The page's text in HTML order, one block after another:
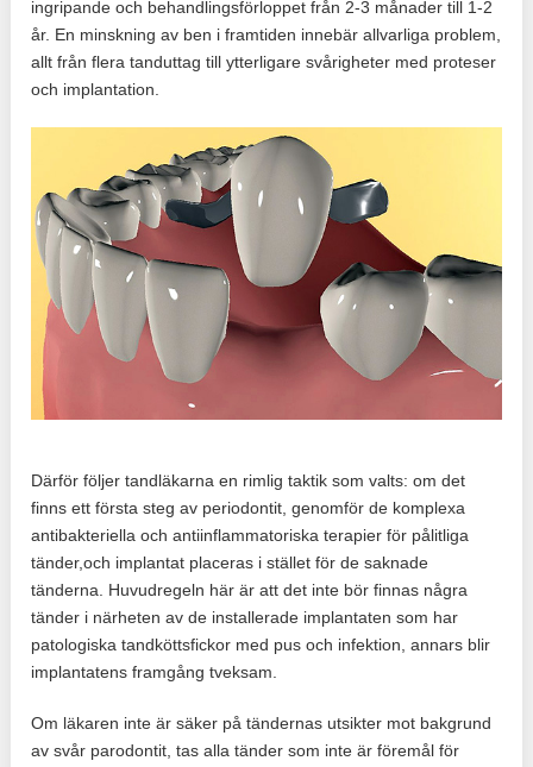
ingripande och behandlingsförloppet från 2-3 månader till 1-2
år. En minskning av ben i framtiden innebär allvarliga problem,
allt från flera tanduttag till ytterligare svårigheter med proteser
och implantation.
Därför följer tandläkarna en rimlig taktik som valts: om det
finns ett första steg av periodontit, genomför de komplexa
antibakteriella och antiinflammatoriska terapier för pålitliga
tänder,och implantat placeras i stället för de saknade
tänderna. Huvudregeln här är att det inte bör finnas några
tänder i närheten av de installerade implantaten som har
patologiska tandköttsfickor med pus och infektion, annars blir
implantatens framgång tveksam.
Om läkaren inte är säker på tändernas utsikter mot bakgrund
av svår parodontit, tas alla tänder som inte är föremål för